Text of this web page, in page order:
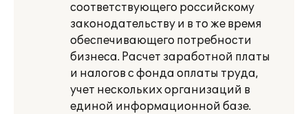
соответствующего российскому
законодательству и в то же время
обеспечивающего потребности
бизнеса. Расчет заработной платы
и налогов с фонда оплаты труда,
учет нескольких организаций в
единой информационной базе.